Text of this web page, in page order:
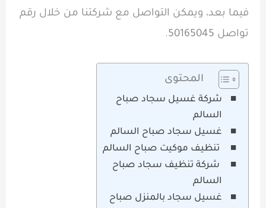
فيما بعد، ويمكن التواصل مع شركتنا من خلال رقم
تواصل 50165045.
المحتوى
شركة غسيل سجاد صباح
السالم
غسيل سجاد صباح السالم
تنظيف موكيت صباح السالم
شركة تنظيف سجاد صباح
السالم
غسيل سجاد بالمنزل صباح